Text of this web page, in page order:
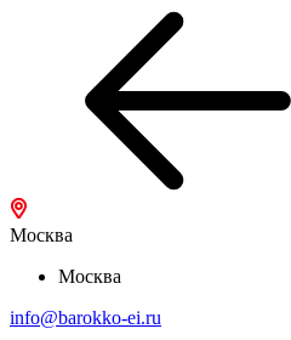
Москва
Москва
info@barokko-ei.ru